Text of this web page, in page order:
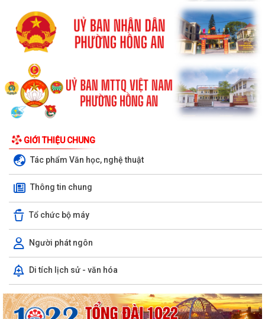
GIỚI THIỆU CHUNG
Tác phẩm Văn học, nghệ thuật
Thông tin chung
Tổ chức bộ máy
Người phát ngôn
Di tích lịch sử - văn hóa